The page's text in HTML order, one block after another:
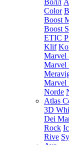
Волл
Color
Boost
Boost
ETIC
Klif
Marvel
Marvel
Marvel
Norde
Atlas
3D
Dei
Rock
Rive